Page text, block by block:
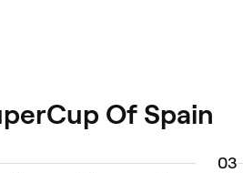
Of Spain
03